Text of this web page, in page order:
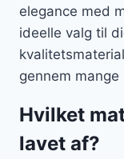
elegance med
ideelle valg til
gennem
Hvilket
lavet af?